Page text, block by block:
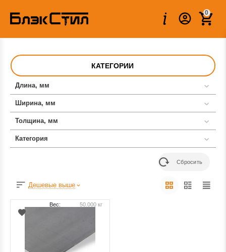
0
КАТЕГОРИИ
Длина, мм
Ширина, мм
Толщина, мм
Категория
Сбросить
Дешевые выше
Вес: 50.000 кг